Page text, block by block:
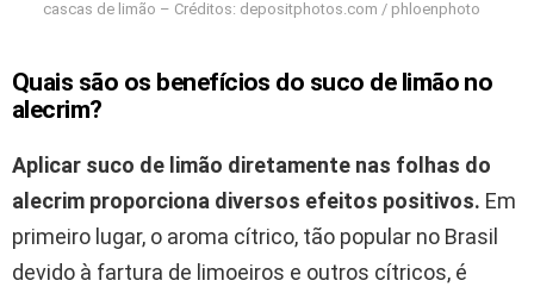
cascas de limão – Créditos: depositphotos.com / phloenphoto
Quais são os benefícios do suco de limão no
alecrim?
Aplicar suco de limão diretamente nas folhas do
alecrim proporciona diversos efeitos positivos. Em
primeiro lugar, o aroma cítrico, tão popular no Brasil
devido à fartura de limoeiros e outros cítricos, é